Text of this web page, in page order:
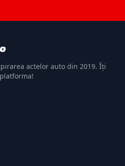
actelor auto din 2019. Îți